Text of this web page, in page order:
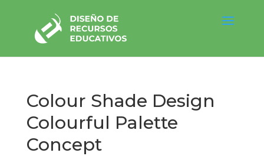
Colour Shade Design
Colourful Palette
Concept